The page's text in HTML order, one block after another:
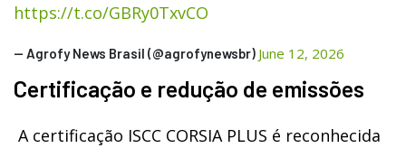
https://t.co/GBRy0TxvCO
— Agrofy News Brasil (@agrofynewsbr) June 12, 2026
Certificação e redução de emissões
A certificação ISCC CORSIA PLUS é reconhecida